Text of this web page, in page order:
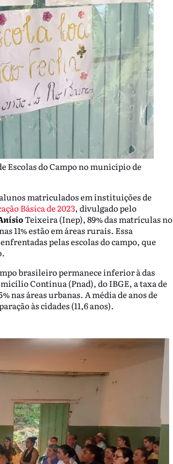
Escolas do Campo no município de
matriculados em instituições de
Básica de 2023, divulgado pelo
Teixeira (Inep), 89% das matrículas no
11% estão em áreas rurais. Essa
pelas escolas do campo, que
brasileiro permanece inferior à das
Contínua (Pnad), do IBGE, a taxa de
nas áreas urbanas. A média de anos de
às cidades (11,6 anos).